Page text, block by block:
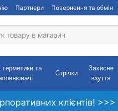
Партнери Повернення та обмін
герметики та
Стрічки
Захисне
взуття
клієнтів! >>>